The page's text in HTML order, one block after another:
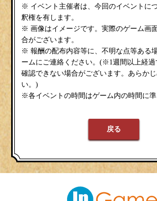
※ イベント主催者は、今回のイベントに
釈権を有します。
※ 画像はイメージです。実際のゲーム画
合がございます。
※ 報酬の配布内容等に、不明な点等ある
ームにご連絡ください。(※1週間以上経
確認できない場合がございます。あらか
い。)
※各イベントの時間はゲーム内の時間に準
戻る